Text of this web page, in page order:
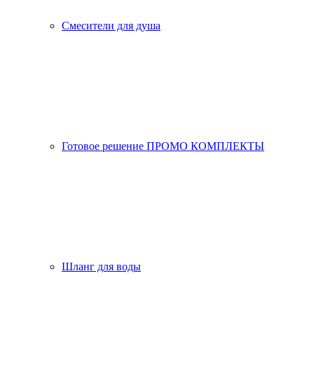
Смесители для душа
Готовое решение ПРОМО КОМПЛЕКТЫ
Шланг для воды